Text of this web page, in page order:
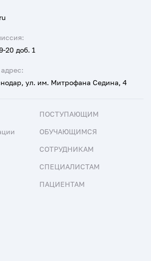
ул. им. Митрофана Седина, 4
20 доб. 1
ПОСТУПАЮЩИМ
ОБУЧАЮЩИМСЯ
СОТРУДНИКАМ
СПЕЦИАЛИСТАМ
ПАЦИЕНТАМ